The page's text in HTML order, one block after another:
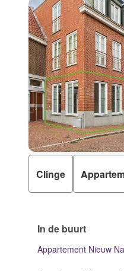
Clinge
In de buurt
Appartement Nieuw